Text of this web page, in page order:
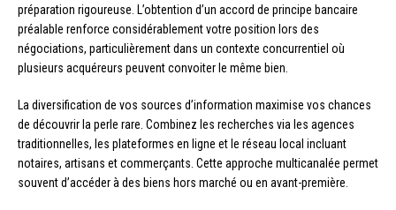
préparation rigoureuse. L’obtention d’un accord de principe bancaire
préalable renforce considérablement votre position lors des
négociations, particulièrement dans un contexte concurrentiel où
plusieurs acquéreurs peuvent convoiter le même bien.
La diversification de vos sources d’information maximise vos chances
de découvrir la perle rare. Combinez les recherches via les agences
traditionnelles, les plateformes en ligne et le réseau local incluant
notaires, artisans et commerçants. Cette approche multicanalée permet
souvent d’accéder à des biens hors marché ou en avant-première.